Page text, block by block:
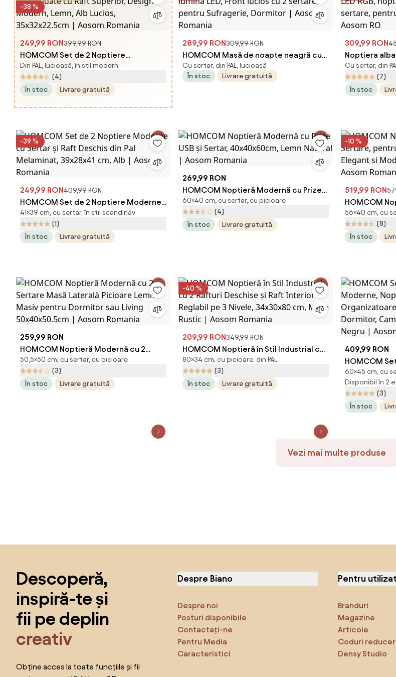
-38 %
249,99 RON399,99 RON
HOMCOM Set de 2 Noptiere
Suspendate cu Raft Superior, Design
Modern, Lemn, Alb Lucios,
35x32x22.5cm | Aosom Romania
Din PAL, lucioasă, în stil modern
(4)
În stoc
Livrare gratuită
289,99 RON309,99 RON
HOMCOM Masă de noapte neagră cu
lumină LED, Front lucios cu 2 sertare,
pentru Sufragerie, Dormitor | Aosom
Cu sertar, din PAL, lucioasă
În stoc
Livrare gratuită
309,99 RON
Noptiera alba
RGB,
sertare,
| Aosom RO
Cu sertar, din
(7)
În stoc
-39 %
249,99 RON409,99 RON
HOMCOM Set de 2 Noptiere Moderne
cu Sertar și Raft Deschis din Pal
Melaminat, 39x28x41 cm, Alb | Aosom
Romania
41×39 cm, cu sertar, în stil scandinav
(1)
În stoc
Livrare gratuită
269,99 RON
HOMCOM Noptieră Modernă cu Prize
USB și Sertar, 40x40x60cm, Lemn
Natural | Aosom Romania
60×40 cm, cu sertar, cu picioare
(4)
În stoc
Livrare gratuită
-10 %
519,99 RON
HOMCOM
Sertare,
Elegant si
Aosom
56×40 cm, cu
(8)
În stoc
259,99 RON
HOMCOM Noptieră Modernă cu 2
Sertare Masă Laterală Picioare Lemn
Masiv pentru Dormitor sau Living
50x40x50.5cm | Aosom Romania
50,5×50 cm, cu sertar, cu picioare
(3)
În stoc
Livrare gratuită
-40 %
209,99 RON349,99 RON
HOMCOM Noptieră în Stil Industrial cu
2 Rafturi Deschise și Raft Interior
Reglabil pe 3 Nivele, 34x30x80 cm,
Maro Rustic | Aosom Romania
80×34 cm, cu picioare, din PAL
(3)
În stoc
Livrare gratuită
409,99 RON
HOMCOM
Noptieră cu
Dormitor,
Negru |
60×45 cm, cu
Disponibil în 2
(3)
În stoc
Vezi mai multe produse
Descoperă,
inspiră-te și
fii pe deplin
creativ
Obține acces la toate funcțiile și fii
Despre Biano
Despre noi
Posturi disponibile
Contactați-ne
Pentru Media
Caracteristici
Pentru
Branduri
Magazine
Articole
Coduri
Densy Studio